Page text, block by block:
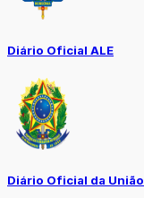
Diário Oficial ALE
Diário Oficial da União